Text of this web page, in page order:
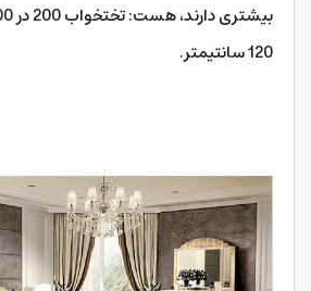
120 سانتیمتر.